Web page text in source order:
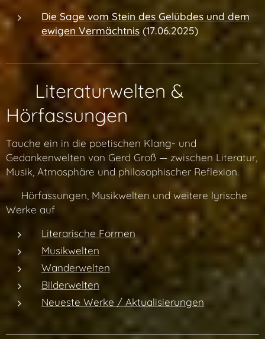
Die Sage vom Stein des Gelübdes und dem
ewigen Vermächtnis (17.06.2025)
✨ Literaturwelten &
Hörfassungen
Tauche ein in die poetischen Klang- und
Gedankenwelten von Gerd Groß — zwischen Literatur,
Musik, Atmosphäre und philosophischer Reflexion.
👉 Hörfassungen, Musikwelten und weitere lyrische
Werke auf
Literarische Formen
Musikwelten
Wanderwelten
Bilderwelten
Neueste Werke / Aktualisierungen